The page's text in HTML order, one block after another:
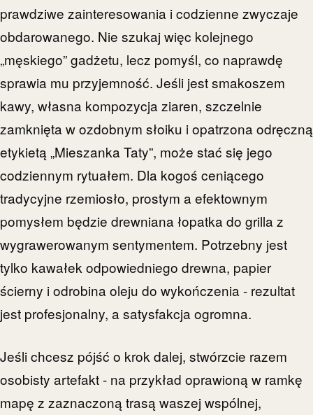
prawdziwe zainteresowania i codzienne zwyczaje
obdarowanego. Nie szukaj więc kolejnego
„męskiego” gadżetu, lecz pomyśl, co naprawdę
sprawia mu przyjemność. Jeśli jest smakoszem
kawy, własna kompozycja ziaren, szczelnie
zamknięta w ozdobnym słoiku i opatrzona odręczną
etykietą „Mieszanka Taty”, może stać się jego
codziennym rytuałem. Dla kogoś ceniącego
tradycyjne rzemiosło, prostym a efektownym
pomysłem będzie drewniana łopatka do grilla z
wygrawerowanym sentymentem. Potrzebny jest
tylko kawałek odpowiedniego drewna, papier
ścierny i odrobina oleju do wykończenia - rezultat
jest profesjonalny, a satysfakcja ogromna.
Jeśli chcesz pójść o krok dalej, stwórzcie razem
osobisty artefakt - na przykład oprawioną w ramkę
mapę z zaznaczoną trasą waszej wspólnej,